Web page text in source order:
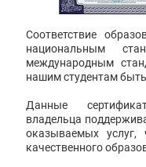
Соответствие
национальным
международным
нашим студентам
Данные
владельца
оказываемых услуг,
качественного